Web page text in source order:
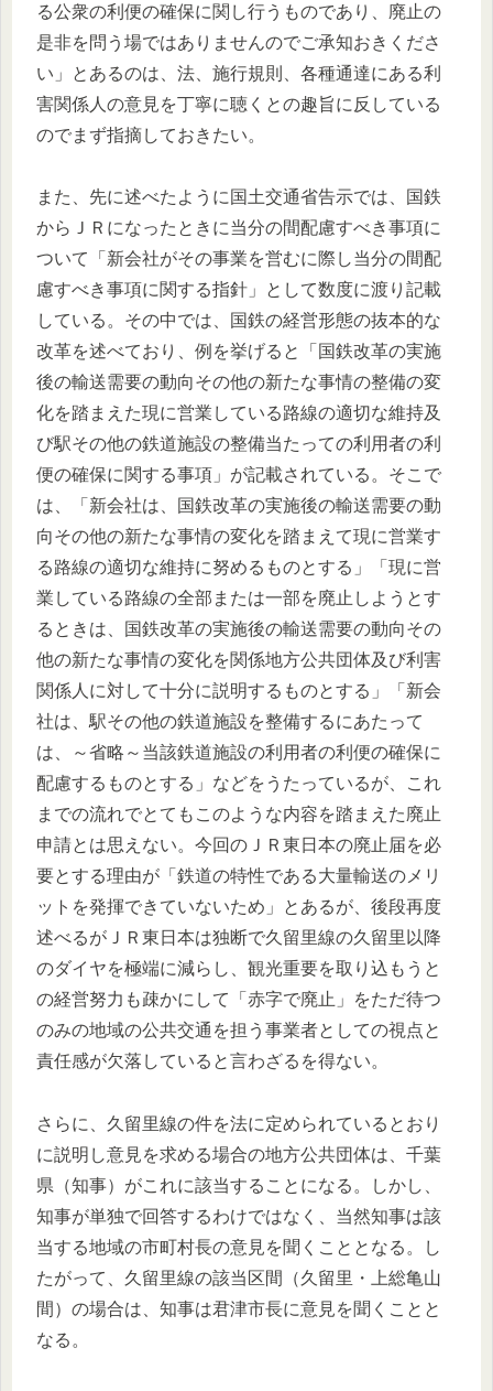
る公衆の利便の確保に関し行うものであり、廃止の
是非を問う場ではありませんのでご承知おきくださ
い」とあるのは、法、施行規則、各種通達にある利
害関係人の意見を丁寧に聴くとの趣旨に反している
のでまず指摘しておきたい。
また、先に述べたように国土交通省告示では、国鉄
からＪＲになったときに当分の間配慮すべき事項に
ついて「新会社がその事業を営むに際し当分の間配
慮すべき事項に関する指針」として数度に渡り記載
している。その中では、国鉄の経営形態の抜本的な
改革を述べており、例を挙げると「国鉄改革の実施
後の輸送需要の動向その他の新たな事情の整備の変
化を踏まえた現に営業している路線の適切な維持及
び駅その他の鉄道施設の整備当たっての利用者の利
便の確保に関する事項」が記載されている。そこで
は、「新会社は、国鉄改革の実施後の輸送需要の動
向その他の新たな事情の変化を踏まえて現に営業す
る路線の適切な維持に努めるものとする」「現に営
業している路線の全部または一部を廃止しようとす
るときは、国鉄改革の実施後の輸送需要の動向その
他の新たな事情の変化を関係地方公共団体及び利害
関係人に対して十分に説明するものとする」「新会
社は、駅その他の鉄道施設を整備するにあたって
は、～省略～当該鉄道施設の利用者の利便の確保に
配慮するものとする」などをうたっているが、これ
までの流れでとてもこのような内容を踏まえた廃止
申請とは思えない。今回のＪＲ東日本の廃止届を必
要とする理由が「鉄道の特性である大量輸送のメリ
ットを発揮できていないため」とあるが、後段再度
述べるがＪＲ東日本は独断で久留里線の久留里以降
のダイヤを極端に減らし、観光重要を取り込もうと
の経営努力も疎かにして「赤字で廃止」をただ待つ
のみの地域の公共交通を担う事業者としての視点と
責任感が欠落していると言わざるを得ない。
さらに、久留里線の件を法に定められているとおり
に説明し意見を求める場合の地方公共団体は、千葉
県（知事）がこれに該当することになる。しかし、
知事が単独で回答するわけではなく、当然知事は該
当する地域の市町村長の意見を聞くこととなる。し
たがって、久留里線の該当区間（久留里・上総亀山
間）の場合は、知事は君津市長に意見を聞くことと
なる。